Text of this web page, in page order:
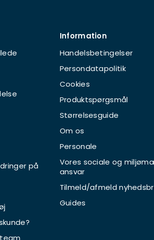
på
Information
Handelsbetingelser
Persondatapolitik
Cookies
Produktspørgsmål
Størrelsesguide
Om os
Personale
Vores sociale og
ansvar
Tilmeld/afmeld
Guides